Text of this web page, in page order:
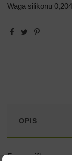
Waga silikonu
OPIS
Formy silikonowe